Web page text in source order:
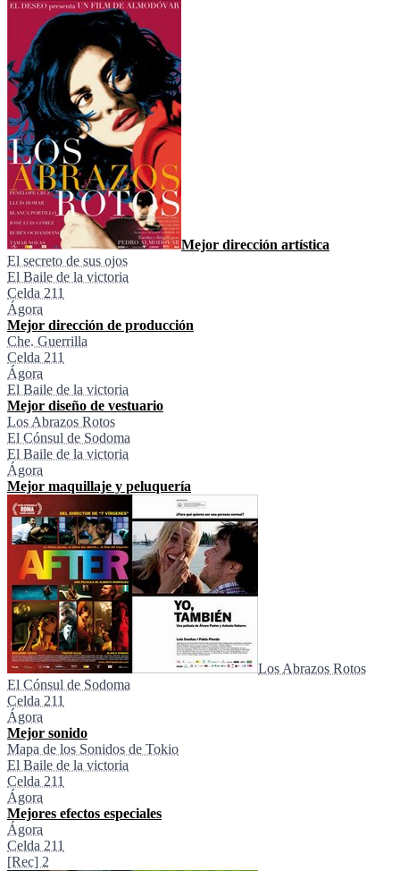
Mejor dirección artística
El secreto de sus ojos
El Baile de la victoria
Celda 211
Ágora
Mejor dirección de producción
Che. Guerrilla
Celda 211
Ágora
El Baile de la victoria
Mejor diseño de vestuario
Los Abrazos Rotos
El Cónsul de Sodoma
El Baile de la victoria
Ágora
Mejor maquillaje y peluquería
Los Abrazos Rotos
El Cónsul de Sodoma
Celda 211
Ágora
Mejor sonido
Mapa de los Sonidos de Tokio
El Baile de la victoria
Celda 211
Ágora
Mejores efectos especiales
Ágora
Celda 211
[Rec] 2